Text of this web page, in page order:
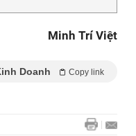
Minh Trí Việt
Doanh Copy link